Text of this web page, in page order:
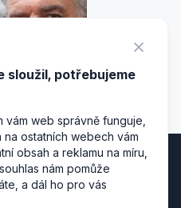
sloužil, potřebujeme
vám web správně funguje,
ostatních webech vám
obsah a reklamu na míru,
nám pomůže
a dál ho pro vás